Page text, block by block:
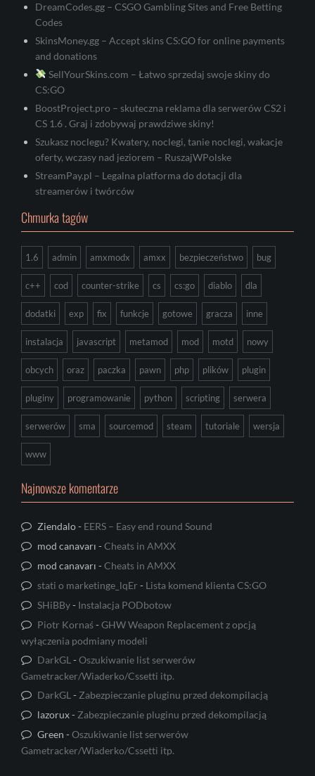
DreamCodes.gg – CSGO Gambling Sites and Free Betting
Codes
SkinsMoney.gg – Accept skins CS:GO for online payments
and donations
SellYourSkins.com – Łatwo sprzedaj swoje skiny do
CS:GO
BoostProject.pro – skuteczna reklama dla serwerów CS2 i
CS 1.6 . Graj i zdobywaj prawdziwe skiny!
Szukasz noclegu? Kwatery, noclegi, tanie noclegi, wakacje
oferty, wczasy nad jeziorem – RuszajWPolske
StreamPay.pl – Legalna platforma do dotacji dla
streamerów i twórców
Chmurka tagów
1.6 admin amxmodx amxx bezpieczeństwo bug
c++ cod counter-strike cs cs:go diablo dla
dodatki exp fix funkcje gotowe gracza inne
instalacja javascript metamod mod motd nowy
obcych oraz paczka pawn php plików plugin
pluginy programowanie python scripting serwera
serwerów sma sourcemod steam tutoriale wersja
www
Najnowsze komentarze
Ziendalo- EERS – Easy end round Sound
mod canavarı -Cheats in AMXX
mod canavarı -Cheats in AMXX
stati o marketinge_lqEr - Lista komend klienta CS:GO
SHiBBy- Instalacja PODbotow
Piotr Kornaś-GHW Weapon Replacement z opcją
wyłączenia podmiany modeli
DarkGL -Oszukiwanie list serwerów
Gametracker/Wiaderko/Cssetti itp.
DarkGL - Zabezpieczanie pluginu przed dekompilacją
lazorux- Zabezpieczanie pluginu przed dekompilacją
Green -Oszukiwanie list serwerów
Gametracker/Wiaderko/Cssetti itp.